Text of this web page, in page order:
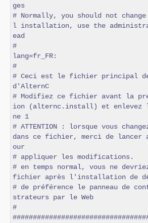
ges
# Normally, you should not
l installation, use the
ead
#
lang=fr_FR:
#
# Ceci est le fichier principal
d'AlternC
# Modifiez ce fichier avant la
ion (alternc.install) et
ne 1
# ATTENTION : lorsque vous
dans ce fichier, merci de lancer
our
# appliquer les modifications.
# en temps normal, vous ne
fichier après l'installation de
# de préférence le panneau de
strateurs par le Web
#